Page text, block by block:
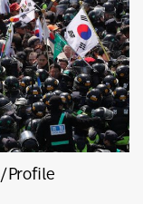
Profile